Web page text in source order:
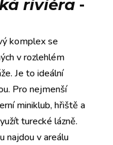
riviéra-
komplex se
v rozlehlém
Je to ideální
Pro nejmenší
miniklub, hřiště a
turecké lázně.
najdou v areálu